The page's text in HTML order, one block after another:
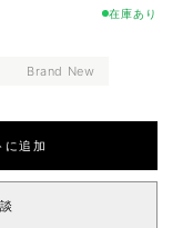
在庫あり
Brand New
に追加